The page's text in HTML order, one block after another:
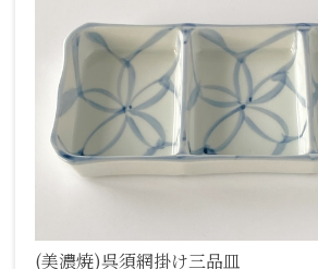
(美濃焼)呉須網掛け三品皿